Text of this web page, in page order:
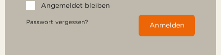
Angemeldet bleiben
Passwort vergessen? Anmelden